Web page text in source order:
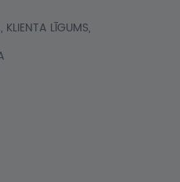
LĪGUMS,